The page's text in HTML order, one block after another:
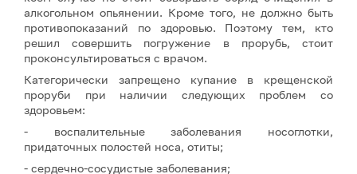
алкогольном опьянении. Кроме того, не должно быть
противопоказаний по здоровью. Поэтому тем, кто
решил совершить погружение в прорубь, стоит
проконсультироваться с врачом.
Категорически запрещено купание в крещенской
проруби при наличии следующих проблем со
здоровьем:
- воспалительные заболевания носоглотки,
придаточных полостей носа, отиты;
- сердечно-сосудистые заболевания;